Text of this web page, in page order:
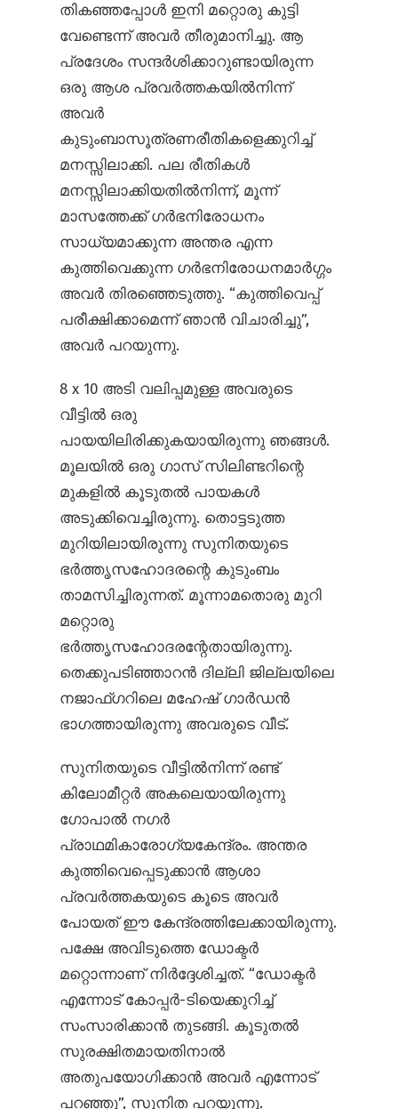
തികഞ്ഞപ്പോൾ ഇനി മറ്റൊരു കുട്ടി
വേണ്ടെന്ന് അവർ തീരുമാനിച്ചു. ആ
പ്രദേശം സന്ദർശിക്കാറുണ്ടായിരുന്ന
ഒരു ആശ പ്രവർത്തകയിൽനിന്ന്
അവർ
കുടുംബാസൂത്രണരീതികളെക്കുറിച്ച്
മനസ്സിലാക്കി. പല രീതികൾ
മനസ്സിലാക്കിയതിൽനിന്ന്, മൂന്ന്
മാസത്തേക്ക് ഗർഭനിരോധനം
സാധ്യമാക്കുന്ന അന്തര എന്ന
കുത്തിവെക്കുന്ന ഗർഭനിരോധനമാർഗ്ഗം
അവർ തിരഞ്ഞെടുത്തു. “കുത്തിവെപ്പ്
പരീക്ഷിക്കാമെന്ന് ഞാൻ വിചാരിച്ചു”,
അവർ പറയുന്നു.
8 x 10 അടി വലിപ്പമുള്ള അവരുടെ
വീട്ടിൽ ഒരു
പായയിലിരിക്കുകയായിരുന്നു ഞങ്ങൾ.
മൂലയിൽ ഒരു ഗാസ് സിലിണ്ടറിന്റെ
മുകളിൽ കൂടുതൽ പായകൾ
അടുക്കിവെച്ചിരുന്നു. തൊട്ടടുത്ത
മുറിയിലായിരുന്നു സുനിതയുടെ
ഭർത്തൃസഹോദരന്റെ കുടുംബം
താമസിച്ചിരുന്നത്. മൂന്നാമതൊരു മുറി
മറ്റൊരു
ഭർത്തൃസഹോദരന്റേതായിരുന്നു.
തെക്കുപടിഞ്ഞാറൻ ദില്ലി ജില്ലയിലെ
നജാഫ്‌ഗറിലെ മഹേഷ് ഗാർഡൻ
ഭാഗത്തായിരുന്നു അവരുടെ വീട്.
സുനിതയുടെ വീട്ടിൽനിന്ന് രണ്ട്
കിലോമീറ്റർ അകലെയായിരുന്നു
ഗോപാൽ നഗർ
പ്രാഥമികാരോഗ്യകേന്ദ്രം. അന്തര
കുത്തിവെപ്പെടുക്കാൻ ആശാ
പ്രവർത്തകയുടെ കൂടെ അവർ
പോയത് ഈ കേന്ദ്രത്തിലേക്കായിരുന്നു.
പക്ഷേ അവിടുത്തെ ഡോക്ടർ
മറ്റൊന്നാണ് നിർദ്ദേശിച്ചത്. “ഡോക്ടർ
എന്നോട് കോപ്പർ-ടിയെക്കുറിച്ച്
സംസാരിക്കാൻ തുടങ്ങി. കൂടുതൽ
സുരക്ഷിതമായതിനാൽ
അതുപയോഗിക്കാൻ അവർ എന്നോട്
പറഞ്ഞു”, സുനിത പറയുന്നു.